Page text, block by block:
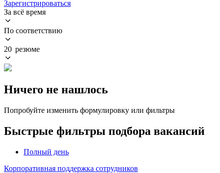
Зарегистрироваться
За всё время
По соответствию
20 резюме
Ничего не нашлось
Попробуйте изменить формулировку или фильтры
Быстрые фильтры подбора вакансий
Полный день
Корпоративная поддержка сотрудников